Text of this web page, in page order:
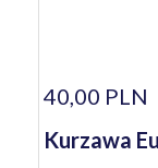
40,00 PLN
Kurzawa